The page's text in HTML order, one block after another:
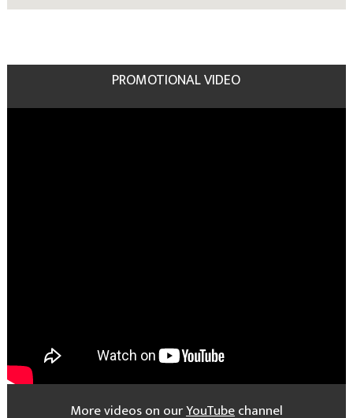
PROMOTIONAL VIDEO
More videos on ourYouTubechannel